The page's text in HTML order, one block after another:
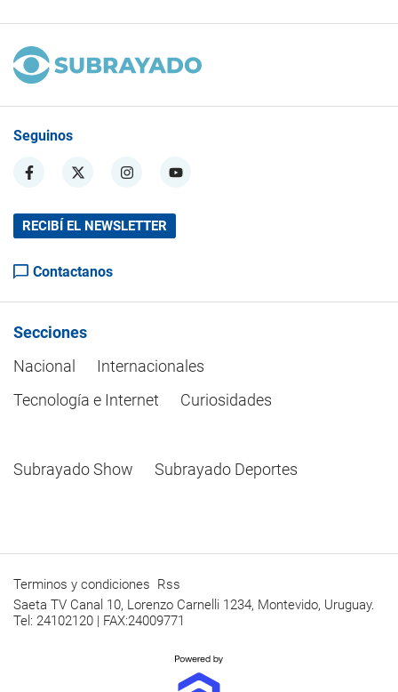
Seguinos
RECIBÍ EL NEWSLETTER
Contactanos
Secciones
Nacional
Internacionales
Tecnología e Internet
Curiosidades
Subrayado Show Subrayado Deportes
Terminos y condiciones Rss
Saeta TV Canal 10, Lorenzo Carnelli 1234, Montevido, Uruguay.
Tel: 24102120 | FAX:24009771